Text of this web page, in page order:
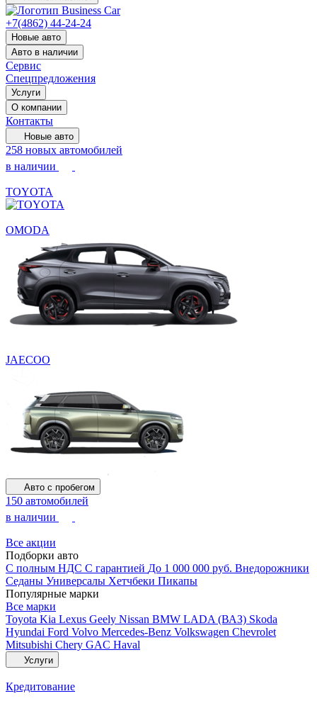
+7(4862) 44-24-24
Новые авто
Авто в наличии
Сервис
Спецпредложения
Услуги
О компании
Контакты
Новые авто
258 новых автомобилей
в наличии
TOYOTA
OMODA
JAECOO
Авто с пробегом
150 автомобилей
в наличии
Все акции
Подборки авто
С полным НДС С гарантией До 1 000 000 руб. Внедорожники
Седаны Универсалы Хетчбеки Пикапы
Популярные марки
Все марки
Toyota Kia Lexus Geely Nissan BMW LADA (ВАЗ) Skoda
Hyundai Ford Volvo Mercedes-Benz Volkswagen Chevrolet
Mitsubishi Chery GAC Haval
Услуги
Кредитование